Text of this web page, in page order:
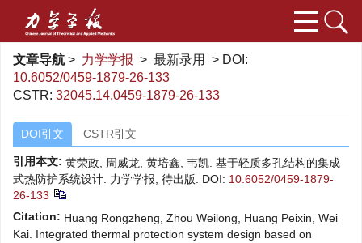
文章导航 > 力学学报 > 最新录用 > DOI:
10.6052/0459-1879-26-133
CSTR: 32045.14.0459-1879-26-133
DOI引文 CSTR引文
引用本文: 黄荣政, 周威龙, 黄培鑫, 韦凯. 基于轻质多孔结构的集成
式热防护系统设计. 力学学报, 待出版.
DOI: 10.6052/0459-1879-
26-133
Citation: Huang Rongzheng, Zhou Weilong, Huang Peixin, Wei
Kai. Integrated thermal protection system design based on